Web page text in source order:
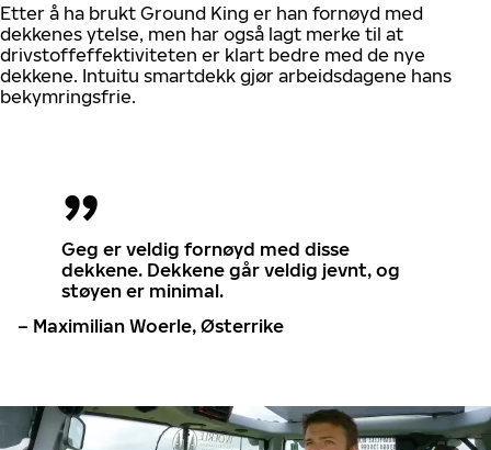
Etter å ha brukt Ground King er han fornøyd med
dekkenes ytelse, men har også lagt merke til at
drivstoffeffektiviteten er klart bedre med de nye
dekkene. Intuitu smartdekk gjør arbeidsdagene hans
bekymringsfrie.
Geg er veldig fornøyd med disse
dekkene. Dekkene går veldig jevnt, og
støyen er minimal.
– Maximilian Woerle, Østerrike